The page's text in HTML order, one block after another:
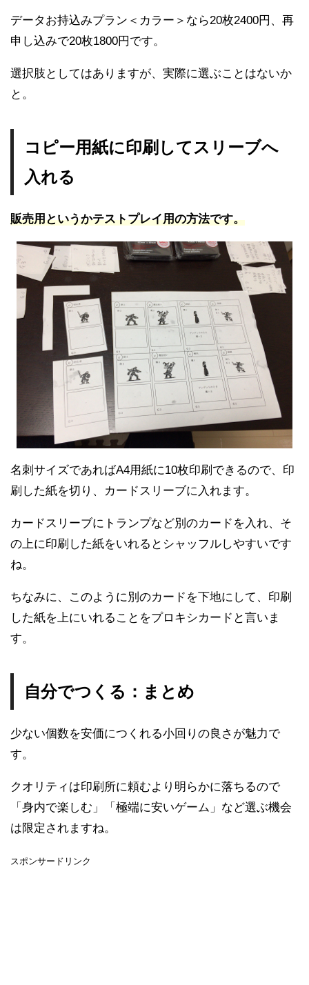
データお持込みプラン＜カラー＞なら20枚2400円、再
申し込みで20枚1800円です。
選択肢としてはありますが、実際に選ぶことはないか
と。
コピー用紙に印刷してスリーブへ
入れる
販売用というかテストプレイ用の方法です。
名刺サイズであればA4用紙に10枚印刷できるので、印
刷した紙を切り、カードスリーブに入れます。
カードスリーブにトランプなど別のカードを入れ、そ
の上に印刷した紙をいれるとシャッフルしやすいです
ね。
ちなみに、このように別のカードを下地にして、印刷
した紙を上にいれることをプロキシカードと言いま
す。
自分でつくる：まとめ
少ない個数を安価につくれる小回りの良さが魅力で
す。
クオリティは印刷所に頼むより明らかに落ちるので
「身内で楽しむ」「極端に安いゲーム」など選ぶ機会
は限定されますね。
スポンサードリンク